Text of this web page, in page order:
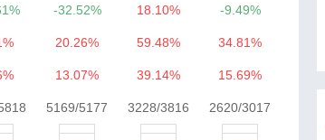
-32.52% 18.10% -9.49%
20.26% 59.48% 34.81%
13.07% 39.14% 15.69%
5169/5177 3228/3816 2620/3017